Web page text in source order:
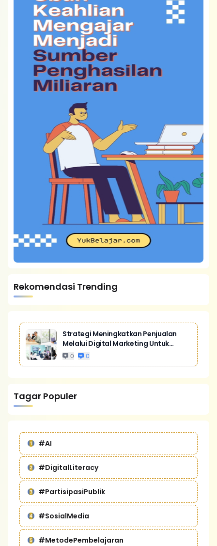
Rekomendasi Trending
Strategi Meningkatkan Penjualan
Melalui Digital Marketing Untuk
Bisnis Yang Lebih Kompetitif
0 0
Tagar Populer
#AI
#DigitalLiteracy
#PartisipasiPublik
#SosialMedia
#MetodePembelajaran